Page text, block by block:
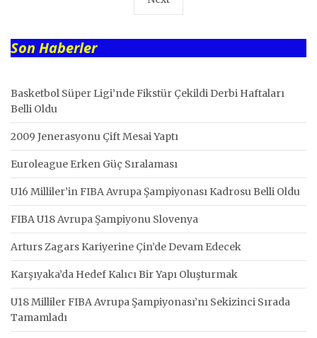
Son Haberler
Basketbol Süper Ligi’nde Fikstür Çekildi Derbi Haftaları
Belli Oldu
2009 Jenerasyonu Çift Mesai Yaptı
Euroleague Erken Güç Sıralaması
U16 Milliler’in FIBA Avrupa Şampiyonası Kadrosu Belli Oldu
FIBA U18 Avrupa Şampiyonu Slovenya
Arturs Zagars Kariyerine Çin’de Devam Edecek
Karşıyaka’da Hedef Kalıcı Bir Yapı Oluşturmak
U18 Milliler FIBA Avrupa Şampiyonası’nı Sekizinci Sırada
Tamamladı